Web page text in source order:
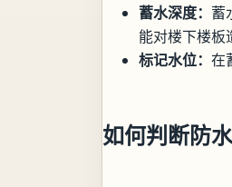
蓄水深度： 蓄
能对楼下楼板
标记水位： 在
如何判断防